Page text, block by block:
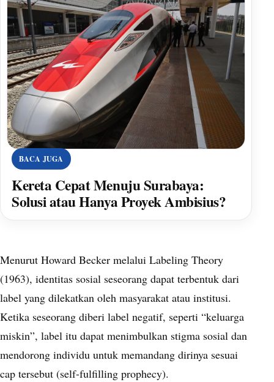
BACA JUGA
Kereta Cepat Menuju Surabaya:
Solusi atau Hanya Proyek Ambisius?
Menurut Howard Becker melalui Labeling Theory
(1963), identitas sosial seseorang dapat terbentuk dari
label yang dilekatkan oleh masyarakat atau institusi.
Ketika seseorang diberi label negatif, seperti “keluarga
miskin”, label itu dapat menimbulkan stigma sosial dan
mendorong individu untuk memandang dirinya sesuai
cap tersebut (self-fulfilling prophecy).